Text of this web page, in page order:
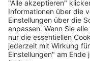
Folge uns auf